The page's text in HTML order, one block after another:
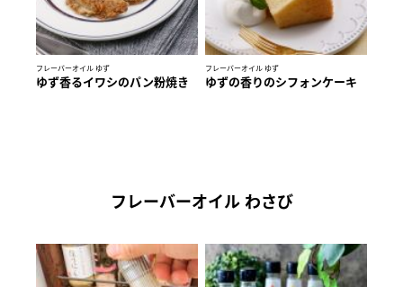
フレーバーオイル ゆず
ゆず香るイワシのパン粉焼き
フレーバーオイル ゆず
ゆずの香りのシフォンケーキ
フレーバーオイル わさび